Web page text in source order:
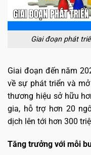
Giai đoạn phát
Giai đoạn đến năm
về sự phát triển và
thương hiệu sở hữu
gia, hỗ trợ hơn 20
dịch lên tới hơn 300
Tăng trưởng với mỗi